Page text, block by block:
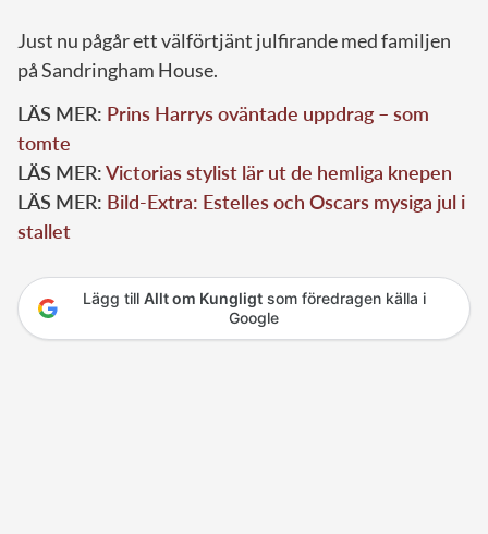
Just nu pågår ett välförtjänt julfirande med familjen
på Sandringham House.
LÄS MER: Prins Harrys oväntade uppdrag – som
tomte
LÄS MER:Victorias stylist lär ut de hemliga knepen
LÄS MER: Bild-Extra: Estelles och Oscars mysiga jul i
stallet
Lägg till Allt om Kungligtsom föredragen källa i
Google